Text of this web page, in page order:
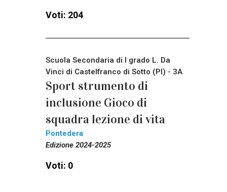
Voti: 204
Scuola Secondaria di I grado L. Da
Vinci di Castelfranco di Sotto (PI) - 3A
Sport strumento di
inclusione Gioco di
squadra lezione di vita
Pontedera
Edizione 2024-2025
Voti: 0